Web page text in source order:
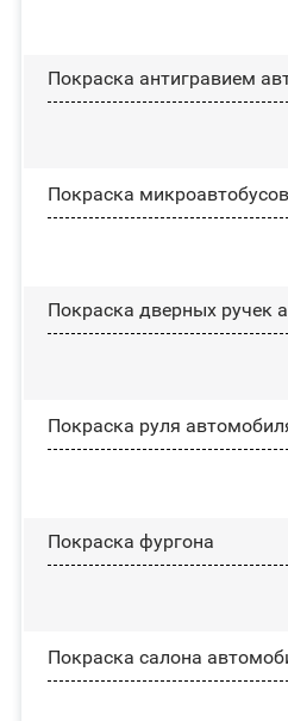
Покраска антигравием
Покраска микроавтобусов
Покраска дверных ручек
Покраска руля
Покраска фургона
Покраска салона